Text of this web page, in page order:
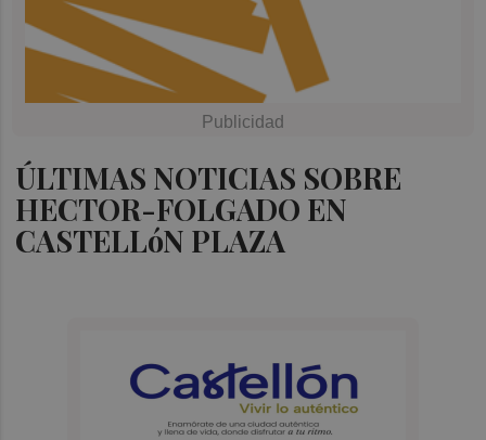
ÚLTIMAS NOTICIAS SOBRE
HECTOR-FOLGADO EN
CASTELLóN PLAZA